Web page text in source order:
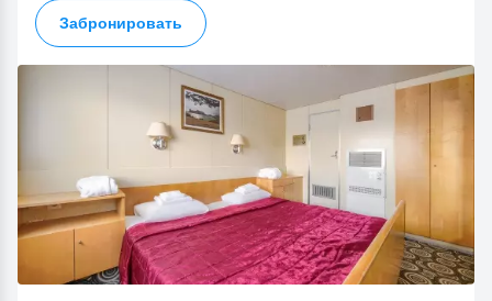
Забронировать